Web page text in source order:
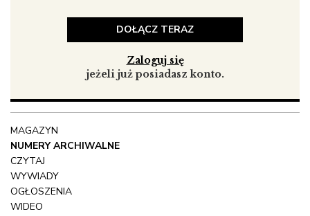
tylko zajęcia dla dzieci czy część większego projektu
Warsztaty „Portret konsumenta – portret
współczesnego człowieka” są częścią projektu edukacji
Aspekty „Hipermarket” organizowanych przez Galerię
„RONDO”. To, co skłoniła mnie do realizacji, podjęcia
tego tematu jest rozwój konsumpcjonizmu, wpływ tego
zjawiska na wszelkie aspekty życia współczesnego:
kondycję człowieka, przestrzeń publiczną, estetykę,
kulturę, stan środowiska.
DOŁĄCZ TERAZ
Zaloguj się
jeżeli już posiadasz konto.
MAGAZYN
NUMERY ARCHIWALNE
CZYTAJ
WYWIADY
OGŁOSZENIA
WIDEO